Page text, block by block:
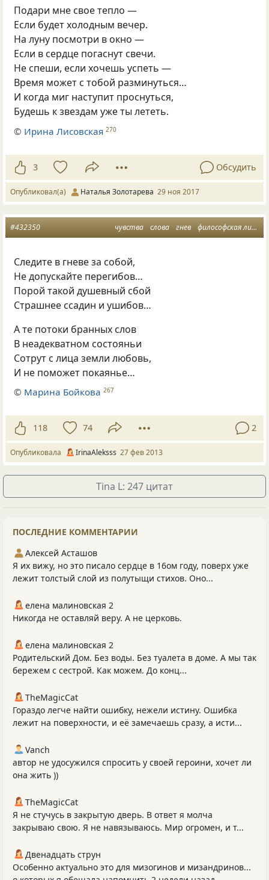
Подари мне свое тепло —
Если будет холодным вечер.
На луну посмотри в окно —
Если в сердце погаснут свечи.
Не спеши, если хочешь успеть —
Время может с тобой разминуться…
И когда миг наступит проснуться,
Будешь к звездам уже ты лететь.
© Ирина Лисовская 270
3 Обсудить
Опубликовал(а) Наталья Золотарева 29 ноя 2017
чувства слова гнев философская лирика
#432350
Следите в гневе за собой,
Не допускайте перегибов…
Порой такой душевный сбой
Страшнее ссадин и ушибов…
А те потоки бранных слов
В неадекватном состояньи
Сотрут с лица земли любовь,
И не поможет покаянье…
© Марина Бойкова 267
118 74 2
Опубликовала IrinaAleksss 27 фев 2013
Tina L: 247 цитат
ПОСЛЕДНИЕ КОММЕНТАРИИ
Алексей Асташов
Я их вижу, но это писало сердце в 16ом году, поверх уже
лежит толстый слой из полутыщи стихов. Оно...
елена малиновская 2
Никогда не оставляй веру. А не церковь.
елена малиновская 2
Родительский Дом. Без воды. Без туалета в доме. А мы так
бережем с сестрой. Как можем. До конц...
TheMagicCat
Гораздо легче найти ошибку, нежели истину. Ошибка
лежит на поверхности, и её замечаешь сразу, а исти...
Vanch
автор не удосужился спросить у своей героини, хочет ли
она жить ))
TheMagicCat
Я не стучусь в закрытую дверь. В ответ я молча
закрываю свою. Я не навязываюсь. Мир огромен, и т...
Двенадцать струн
Особенно актуально это для мизогинов и мизандринов...